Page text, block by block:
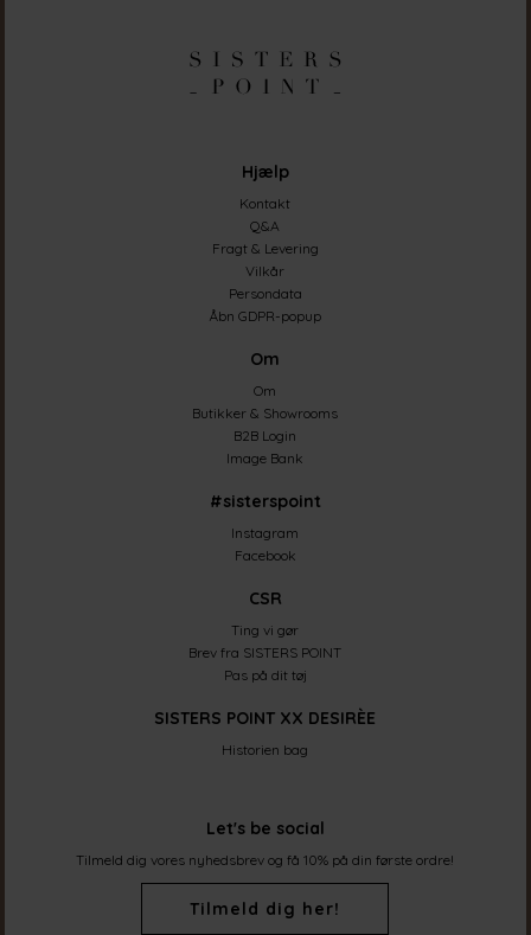
Hjælp
Kontakt
Q&A
Fragt & Levering
Vilkår
Persondata
Åbn GDPR-popup
Om
Om
Butikker & Showrooms
B2B Login
Image Bank
#sisterspoint
Instagram
Facebook
CSR
Ting vi gør
Brev fra SISTERS POINT
Pas på dit tøj
SISTERS POINT XX DESIRÈE
Historien bag
Let's be social
Tilmeld dig vores nyhedsbrev og få 10% på din første ordre!
Tilmeld dig her!